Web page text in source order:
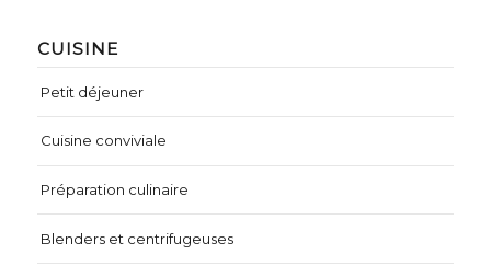
CUISINE
Petit déjeuner
Cuisine conviviale
Préparation culinaire
Blenders et centrifugeuses